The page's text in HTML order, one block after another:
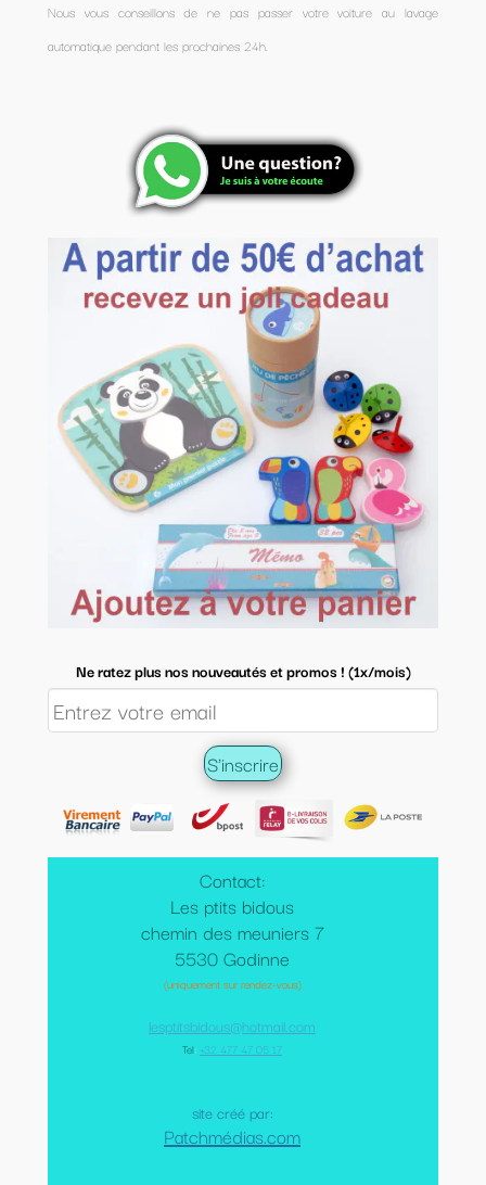
Contact:
Les ptits bidous
chemin des meuniers 7
5530 Godinne
(uniquement sur rendez-vous)
lesptitsbidous@hotmail.com
Tel: +32 477 47 05 17
site créé par:
Patchmédias.com
Ne ratez plus nos nouveautés et promos ! (1x/mois)
Nous vous conseillons de ne pas passer votre voiture au lavage
automatique pendant les prochaines 24h.